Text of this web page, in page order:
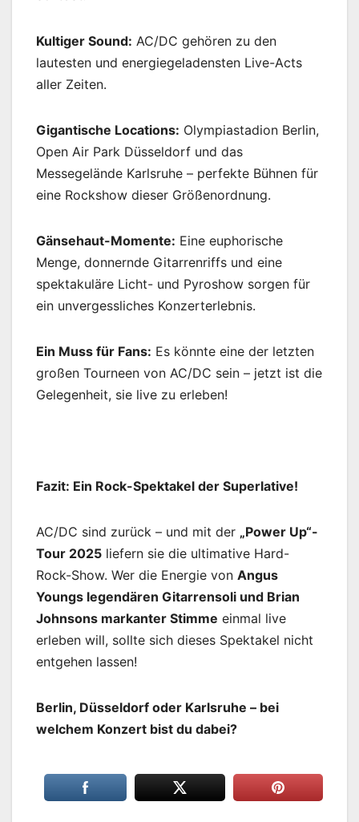
Kultiger Sound: AC/DC gehören zu den
lautesten und energiegeladensten Live-Acts
aller Zeiten.
Gigantische Locations: Olympiastadion Berlin,
Open Air Park Düsseldorf und das
Messegelände Karlsruhe – perfekte Bühnen für
eine Rockshow dieser Größenordnung.
Gänsehaut-Momente: Eine euphorische
Menge, donnernde Gitarrenriffs und eine
spektakuläre Licht- und Pyroshow sorgen für
ein unvergessliches Konzerterlebnis.
Ein Muss für Fans: Es könnte eine der letzten
großen Tourneen von AC/DC sein – jetzt ist die
Gelegenheit, sie live zu erleben!
Fazit: Ein Rock-Spektakel der Superlative!
AC/DC sind zurück – und mit der „Power Up“-
Tour 2025 liefern sie die ultimative Hard-
Rock-Show. Wer die Energie von Angus
Youngs legendären Gitarrensoli und Brian
Johnsons markanter Stimme einmal live
erleben will, sollte sich dieses Spektakel nicht
entgehen lassen!
Berlin, Düsseldorf oder Karlsruhe – bei
welchem Konzert bist du dabei?